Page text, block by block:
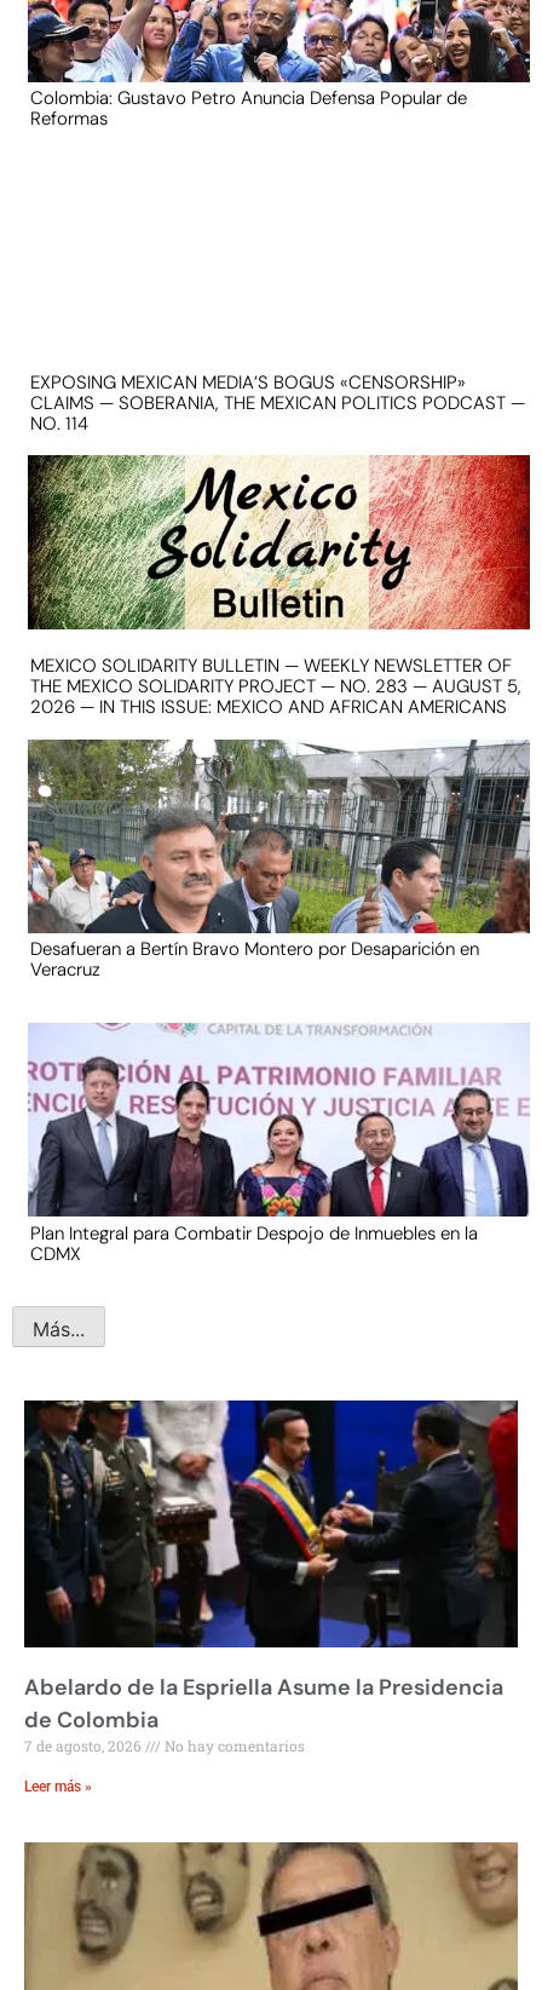
Colombia: Gustavo Petro Anuncia Defensa Popular de
Reformas
EXPOSING MEXICAN MEDIA’S BOGUS «CENSORSHIP»
CLAIMS — SOBERANIA, THE MEXICAN POLITICS PODCAST —
NO. 114
MEXICO SOLIDARITY BULLETIN — WEEKLY NEWSLETTER OF
THE MEXICO SOLIDARITY PROJECT — NO. 283 — AUGUST 5,
2026 — IN THIS ISSUE: MEXICO AND AFRICAN AMERICANS
Desafueran a Bertín Bravo Montero por Desaparición en
Veracruz
Plan Integral para Combatir Despojo de Inmuebles en la
CDMX
Más...
Abelardo de la Espriella Asume la Presidencia
de Colombia
7 de agosto, 2026 No hay comentarios
Leer más »